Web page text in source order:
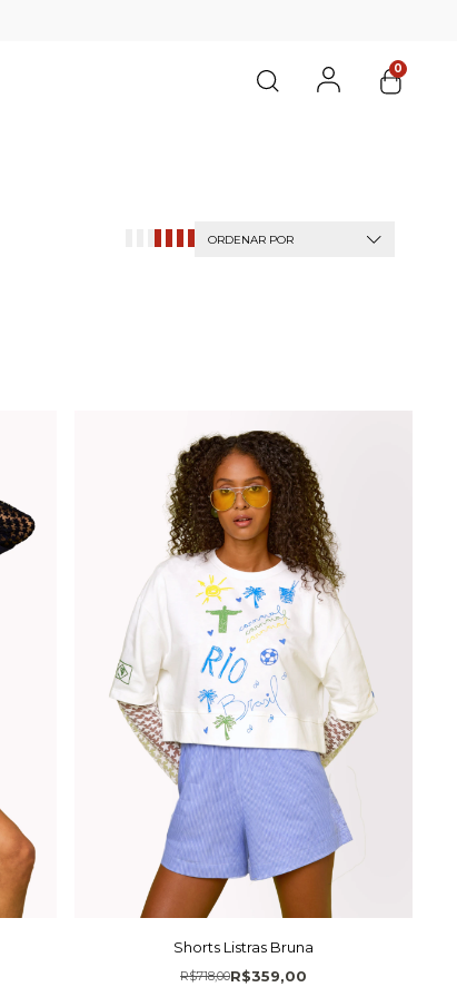
0
ORDENAR POR
Shorts Listras Bruna
R$359,00
R$718,00